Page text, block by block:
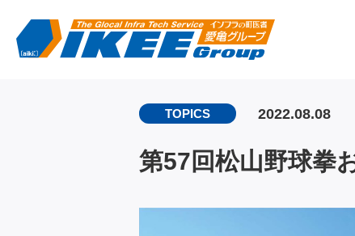
TOPICS 2022.08.08
第57回松山野球拳